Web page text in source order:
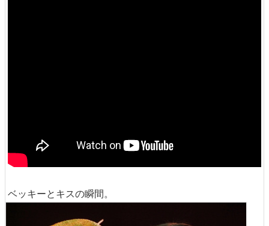
ベッキーとキスの瞬間。